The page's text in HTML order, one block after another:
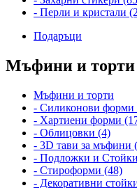
- Перли и кристали
Подаръци
Мъфини и торти
Мъфини и торти
- Силиконови форми
- Хартиени форми
- Облицовки (4)
- 3D тави за мъфини
- Подложки и
- Стироформи (48)
- Декоративни